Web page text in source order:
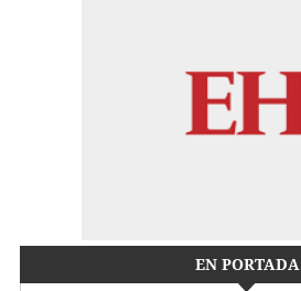
EN PORTADA